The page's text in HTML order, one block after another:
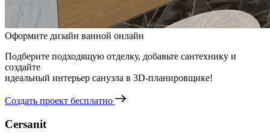
Оформите дизайн ванной онлайн
Подберите подходящую отделку, добавьте сантехнику и
создайте
идеальный интерьер санузла в 3D-планировщике!
Создать проект бесплатно
Cersanit